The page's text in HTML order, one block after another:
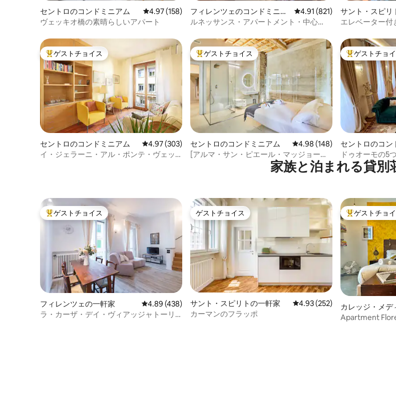
セントロのコンドミニアム レビュー158件、5つ星中4.97つ星の平均評価
4.97 (158)
ヴェッキオ橋の素晴らしいアパート
フィレンツェのコンドミニア
ム
レビュー821件、5つ星中4.91
4.91 (821)
ルネッサンス・アパートメント・中心
サント・スピリ
ニアム
エレベーター
大好評のゲストチョイスです。
ゲストチョイス
セントロのコンドミニアム レビュー303件、5つ星中4.97つ星の平均評価
4.97 (303)
イ・ジェラーニ・アル・ポンテ・ヴェッ
大好評のゲストチョイスです。
ゲストチョイス
セントロのコンドミニアム レビュー148件、5つ星中4.98
4.98 (148)
[アルマ・サン・ピエール・マッジョーレ]
ルネッサンスの魂を感じる5つ星体験
大好評のゲス
ゲストチョ
セントロのコン
ドゥオーモの5
家族と泊まれる貸別
大好評のゲストチョイスです。
ゲストチョイス
フィレンツェの一軒家 レビュー438件、5つ星中4.89つ星の平均評価
4.89 (438)
ラ・カーザ・デイ・ヴィアッジャトーリ
ゲストチョイス
ゲストチョイス
サント・スピリトの一軒家 レビュー252件、5つ星中4.93
4.93 (252)
カーマンのフラッポ
大好評のゲス
ゲストチョ
カレッジ・メデ
軒家
Apartment